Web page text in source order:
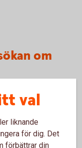
om
val
liknande
för dig. Det
förbättrar din